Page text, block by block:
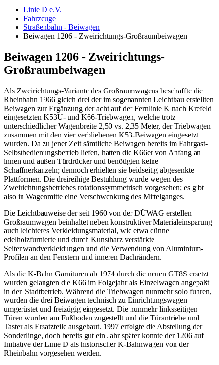
Linie D e.V.
Fahrzeuge
Straßenbahn - Beiwagen
Beiwagen 1206 - Zweirichtungs-Großraumbeiwagen
Beiwagen 1206 - Zweirichtungs-
Großraumbeiwagen
Als Zweirichtungs-Variante des Großraumwagens beschaffte die
Rheinbahn 1966 gleich drei der im sogenannten Leichtbau erstellten
Beiwagen zur Ergänzung der acht auf der Fernlinie K nach Krefeld
eingesetzten K53U- und K66-Triebwagen, welche trotz
unterschiedlicher Wagenbreite 2,50 vs. 2,35 Meter, der Triebwagen
zusammen mit den vier verbliebenen K53-Beiwagen eingesetzt
wurden. Da zu jener Zeit sämtliche Beiwagen bereits im Fahrgast-
Selbstbedienungsbetrieb liefen, hatten die K66er von Anfang an
innen und außen Türdrücker und benötigten keine
Schaffnerkanzeln; dennoch erhielten sie beidseitig abgesenkte
Plattformen. Die dreireihige Bestuhlung wurde wegen des
Zweirichtungsbetriebes rotationssymmetrisch vorgesehen; es gibt
also in Wagenmitte eine Verschwenkung des Mittelganges.
Die Leichtbauweise der seit 1960 von der DÜWAG erstellen
Großraumwagen beinhaltet neben konstruktiver Materialeinsparung
auch leichteres Verkleidungsmaterial, wie etwa dünne
edelholzfurnierte und durch Kunstharz verstärkte
Seitenwandverkleidungen und die Verwendung von Aluminium-
Profilen an den Fenstern und inneren Dachrändern.
Als die K-Bahn Garnituren ab 1974 durch die neuen GT8S ersetzt
wurden gelangten die K66 im Folgejahr als Einzelwagen angepaßt
in den Stadtbetrieb. Während die Triebwagen nunmehr solo fuhren,
wurden die drei Beiwagen technisch zu Einrichtungswagen
umgerüstet und freizügig eingesetzt. Die nunmehr linksseitigen
Türen wurden am Fußboden zugestellt und die Türantriebe und
Taster als Ersatzteile ausgebaut. 1997 erfolgte die Abstellung der
Sonderlinge, doch bereits gut ein Jahr später konnte der 1206 auf
Initiative der Linie D als historischer K-Bahnwagen von der
Rheinbahn vorgesehen werden.